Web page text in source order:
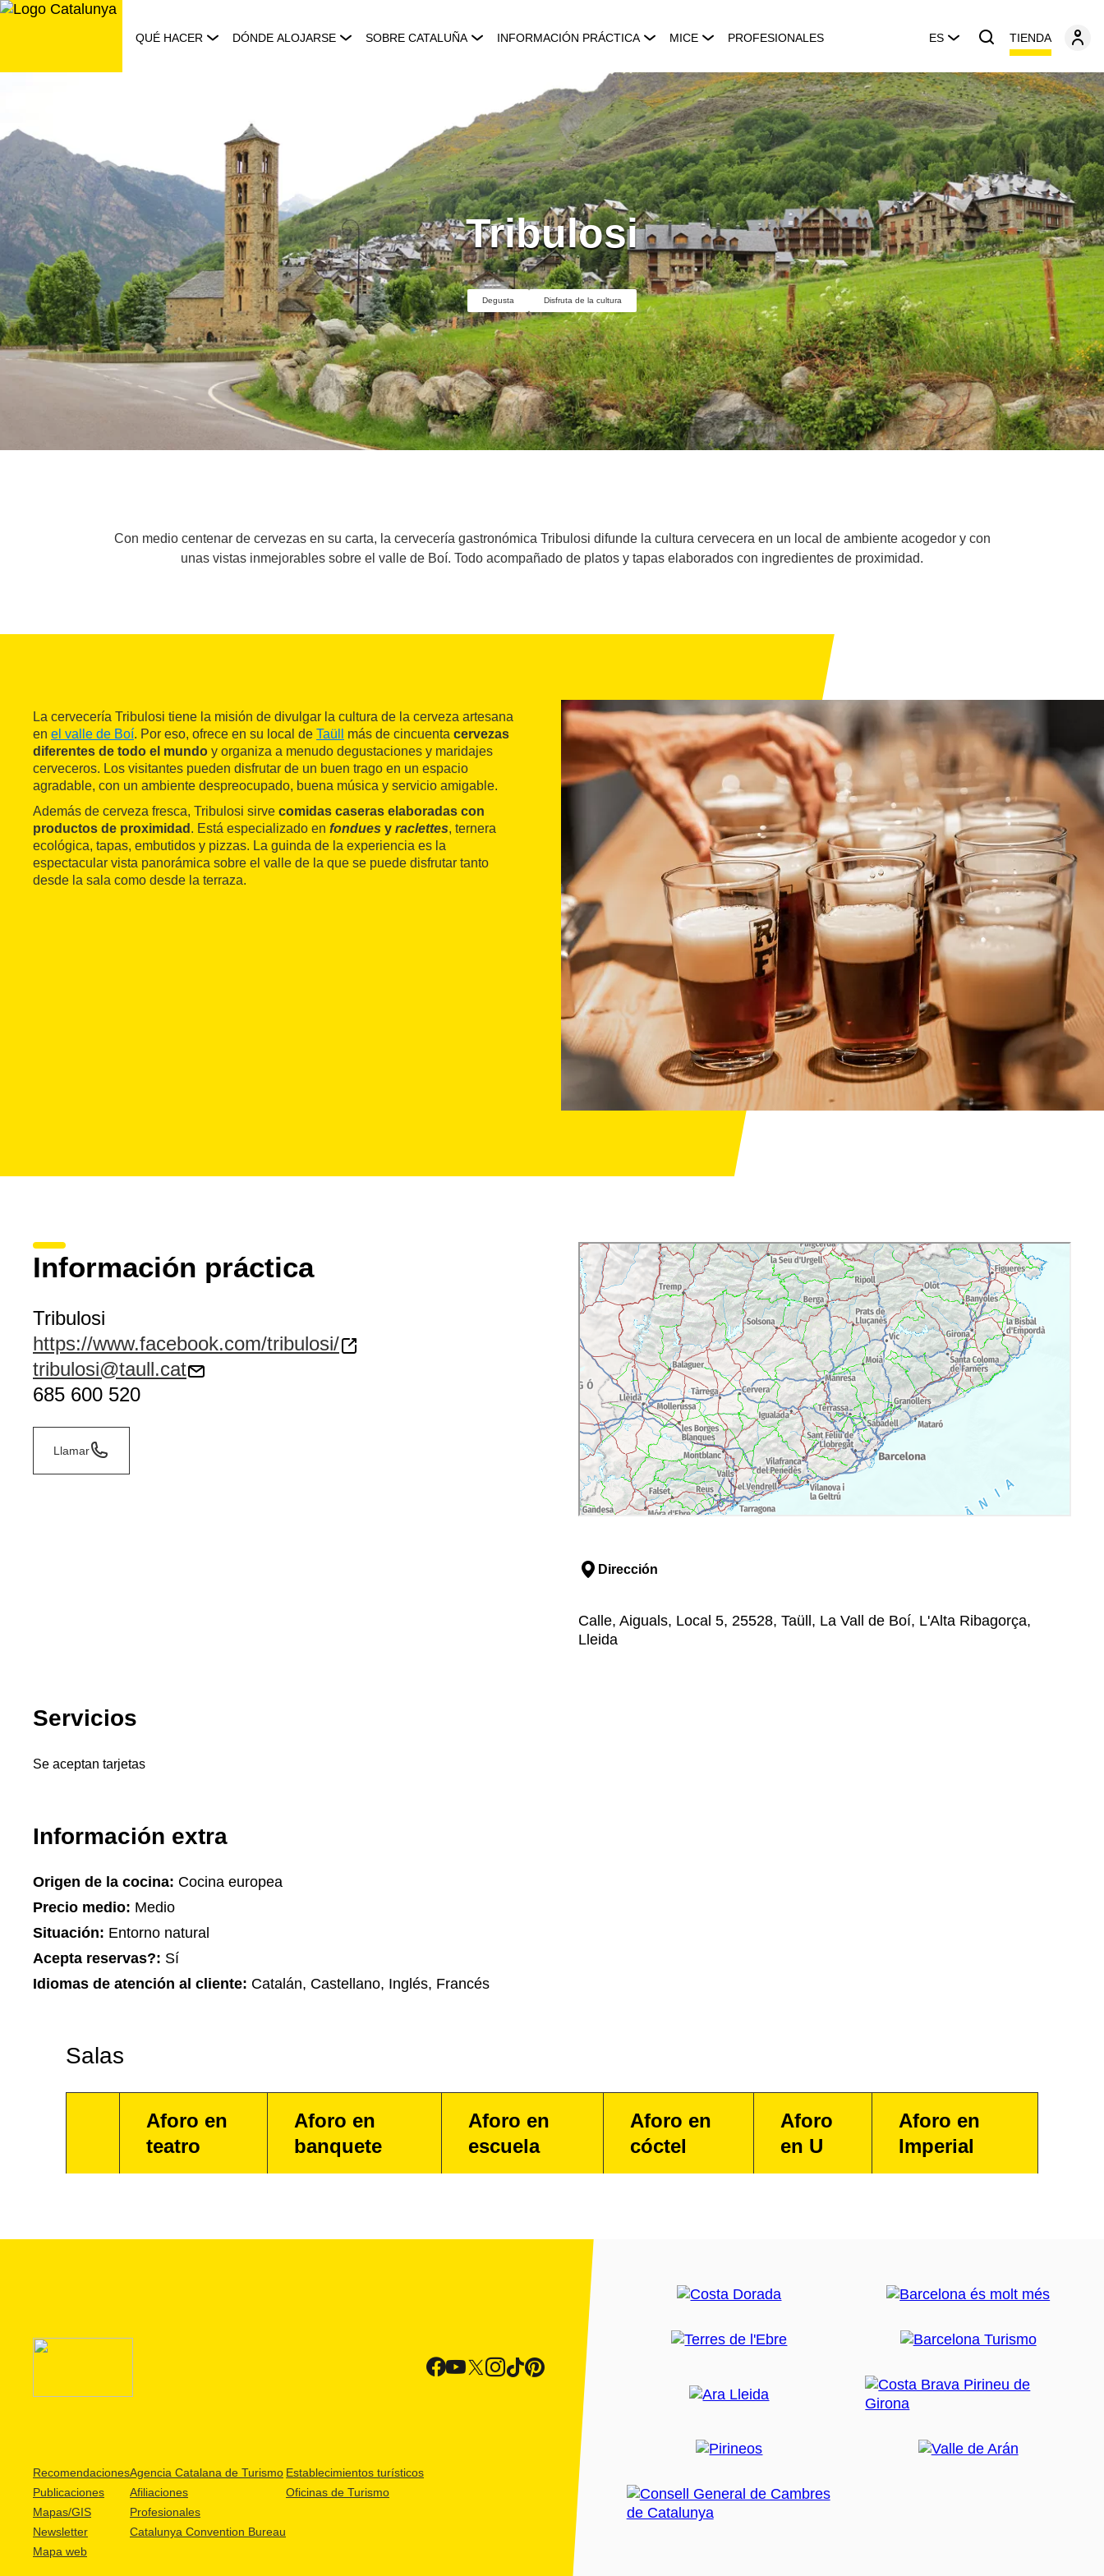
Saltar
QUÉ HACER DÓNDE ALOJARSE SOBRE CATALUÑA INFORMACIÓN PRÁCTICA MICE PROFESIONALES ES TIENDA
Tribulosi
Degusta Disfruta de la cultura
Con medio centenar de cervezas en su carta, la cervecería gastronómica Tribulosi difunde la cultura cervecera en un local de ambiente acogedor y con
unas vistas inmejorables sobre el valle de Boí. Todo acompañado de platos y tapas elaborados con ingredientes de proximidad.
La cervecería Tribulosi tiene la misión de divulgar la cultura de la cerveza artesana
en el valle de Boí. Por eso, ofrece en su local de Taüll más de cincuenta cervezas
diferentes de todo el mundo y organiza a menudo degustaciones y maridajes
cerveceros. Los visitantes pueden disfrutar de un buen trago en un espacio
agradable, con un ambiente despreocupado, buena música y servicio amigable.
Además de cerveza fresca, Tribulosi sirve comidas caseras elaboradas con
productos de proximidad . Está especializado en fondues y raclettes, ternera
ecológica, tapas, embutidos y pizzas. La guinda de la experiencia es la
espectacular vista panorámica sobre el valle de la que se puede disfrutar tanto
desde la sala como desde la terraza.
Información práctica
Tribulosi
https://www.facebook.com/tribulosi/
tribulosi@taull.cat
685 600 520
Llamar
Dirección
Calle, Aiguals, Local 5, 25528, Taüll, La Vall de Boí, L'Alta Ribagorça,
Lleida
Servicios
Se aceptan tarjetas
Información extra
Origen de la cocina: Cocina europea
Precio medio: Medio
Situación: Entorno natural
Acepta reservas?: Sí
Idiomas de atención al cliente: Catalán, Castellano, Inglés, Francés
Salas
Aforo en
teatro
Aforo en
banquete
Aforo en
escuela
Aforo en
cóctel
Aforo
en U
Aforo en
Imperial
Recomendaciones
Publicaciones
Mapas/GIS
Newsletter
Mapa web
Agencia Catalana de Turismo
Afiliaciones
Profesionales
Catalunya Convention Bureau
Establecimientos turísticos
Oficinas de Turismo